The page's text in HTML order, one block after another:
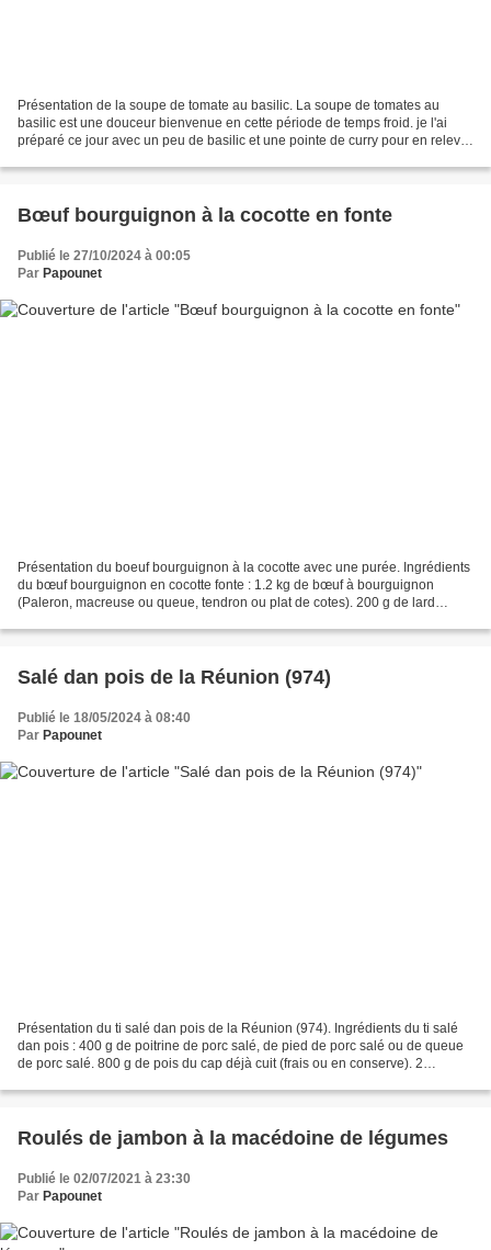
Présentation de la soupe de tomate au basilic. La soupe de tomates au
basilic est une douceur bienvenue en cette période de temps froid. je l'ai
préparé ce jour avec un peu de basilic et une pointe de curry pour en relever
Bœuf bourguignon à la cocotte en fonte
Publié le 27/10/2024 à 00:05
Par Papounet
Présentation du boeuf bourguignon à la cocotte avec une purée. Ingrédients
du bœuf bourguignon en cocotte fonte : 1.2 kg de bœuf à bourguignon
(Paleron, macreuse ou queue, tendron ou plat de cotes). 200 g de lard
Salé dan pois de la Réunion (974)
Publié le 18/05/2024 à 08:40
Par Papounet
Présentation du ti salé dan pois de la Réunion (974). Ingrédients du ti salé
dan pois : 400 g de poitrine de porc salé, de pied de porc salé ou de queue
de porc salé. 800 g de pois du cap déjà cuit (frais ou en conserve). 2
Roulés de jambon à la macédoine de légumes
Publié le 02/07/2021 à 23:30
Par Papounet